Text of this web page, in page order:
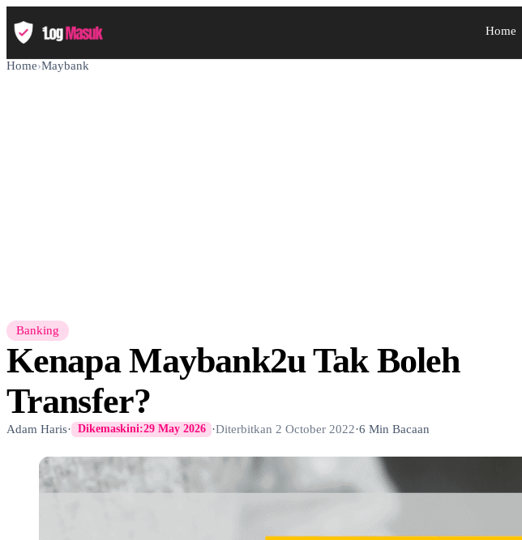
Home
Home›Maybank
Banking
Kenapa Maybank2u Tak Boleh
Transfer?
Adam Haris· Dikemaskini:29 May 2026 ·Diterbitkan 2 October 2022·6 Min Bacaan